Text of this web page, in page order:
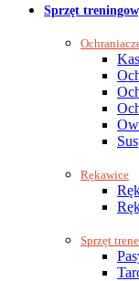
Sprzęt
Rękawice
Sprzęt